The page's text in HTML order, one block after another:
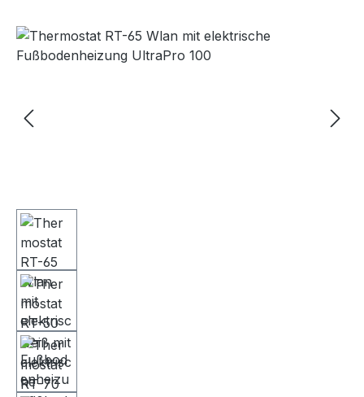
Bildergalerie überspringen